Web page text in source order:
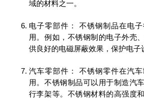
域的材料之一。
电子零部件： 不锈钢制品在电
用。例如，不锈钢制的电子外壳
供良好的电磁屏蔽效果，保护电子
汽车零部件： 不锈钢零件在汽
用。不锈钢制品可以用于制造汽
行李架等。不锈钢材料的高强度